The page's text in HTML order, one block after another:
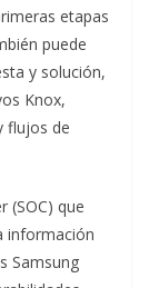
etapas
puede
y solución,
Knox,
flujos de
(SOC) que
información
Samsung